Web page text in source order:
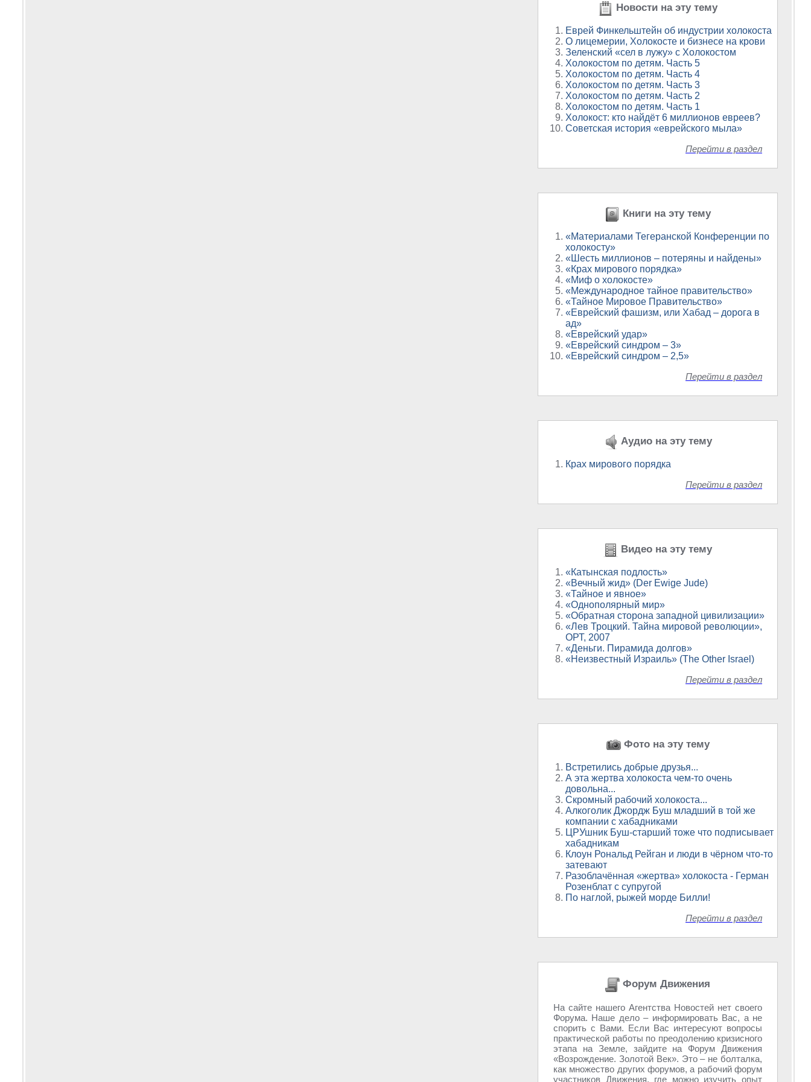
Новости на эту тему
Еврей Финкельштейн об индустрии холокоста
О лицемерии, Холокосте и бизнесе на крови
Зеленский «сел в лужу» с Холокостом
Холокостом по детям. Часть 5
Холокостом по детям. Часть 4
Холокостом по детям. Часть 3
Холокостом по детям. Часть 2
Холокостом по детям. Часть 1
Холокост: кто найдёт 6 миллионов евреев?
Советская история «еврейского мыла»
Перейти в раздел
Книги на эту тему
«Материалами Тегеранской Конференции по
холокосту»
«Шесть миллионов – потеряны и найдены»
«Крах мирового порядка»
«Миф о холокосте»
«Международное тайное правительство»
«Тайное Мировое Правительство»
«Еврейский фашизм, или Хабад – дорога в
ад»
«Еврейский удар»
«Еврейский синдром – 3»
«Еврейский синдром – 2,5»
Перейти в раздел
Аудио на эту тему
Крах мирового порядка
Перейти в раздел
Видео на эту тему
«Катынская подлость»
«Вечный жид» (Der Ewige Jude)
«Тайное и явное»
«Однополярный мир»
«Обратная сторона западной цивилизации»
«Лев Троцкий. Тайна мировой революции»,
ОРТ, 2007
«Деньги. Пирамида долгов»
«Неизвестный Израиль» (The Other Israel)
Перейти в раздел
Фото на эту тему
Встретились добрые друзья...
А эта жертва холокоста чем-то очень
довольна...
Скромный рабочий холокоста...
Алкоголик Джордж Буш младший в той же
компании с хабадниками
ЦРУшник Буш-старший тоже что подписывает
хабадникам
Клоун Рональд Рейган и люди в чёрном что-то
затевают
Разоблачённая «жертва» холокоста - Герман
Розенблат с супругой
По наглой, рыжей морде Билли!
Перейти в раздел
Форум Движения
На сайте нашего Агентства Новостей нет своего
Форума. Наше дело – информировать Вас, а не
спорить с Вами. Если Вас интересуют вопросы
практической работы по преодолению кризисного
этапа на Земле, зайдите на Форум Движения
«Возрождение. Золотой Век». Это – не болталка,
как множество других форумов, а рабочий форум
участников Движения, где можно изучить опыт